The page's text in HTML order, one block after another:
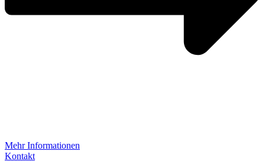
Mehr Informationen
Kontakt